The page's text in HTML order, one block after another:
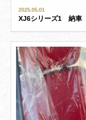
2025.05.01
XJ6シリーズ1 納車